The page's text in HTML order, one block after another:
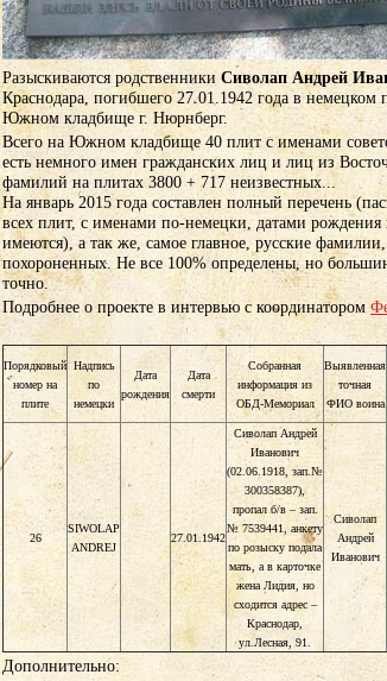
Разыскиваются родственники Сиволап Андрей
Краснодара, погибшего 27.01.1942 года в немецком
Южном кладбище г. Нюрнберг.
Всего на Южном кладбище 40 плит с именами
есть немного имен гражданских лиц и лиц из
фамилий на плитах 3800 + 717 неизвестных...
На январь 2015 года составлен полный перечень
всех плит, с именами по-немецки, датами рождения
имеются), а так же, самое главное, русские
похороненных. Не все 100% определены, но
точно.
Подробнее о проекте в интервью с координатором
Порядковый
номер на
плите
Надпись
по
немецки
Дата
рождения
Дата
смерти
Собранная
информация из
ОБД-Мемориал
Выявленная
точная
ФИО воина
26
SIWOLAP
ANDREJ
27.01.1942
Сиволап Андрей
Иванович
(02.06.1918, зап.№
300358387),
пропал б/в – зап.
№ 7539441, анкету
по розыску подала
мать, а в карточке
жена Лидия, но
сходится адрес –
Краснодар,
ул.Лесная, 91.
Сиволап
Андрей
Иванович
Дополнительно: